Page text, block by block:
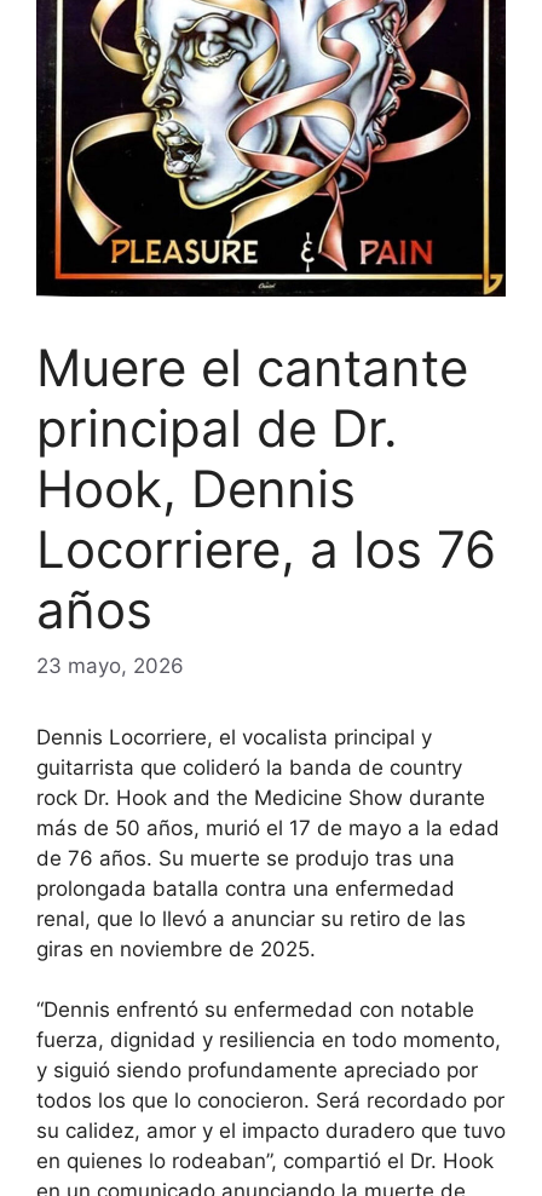
Muere el cantante
principal de Dr.
Hook, Dennis
Locorriere, a los 76
años
23 mayo, 2026
Dennis Locorriere, el vocalista principal y
guitarrista que colideró la banda de country
rock Dr. Hook and the Medicine Show durante
más de 50 años, murió el 17 de mayo a la edad
de 76 años. Su muerte se produjo tras una
prolongada batalla contra una enfermedad
renal, que lo llevó a anunciar su retiro de las
giras en noviembre de 2025.
“Dennis enfrentó su enfermedad con notable
fuerza, dignidad y resiliencia en todo momento,
y siguió siendo profundamente apreciado por
todos los que lo conocieron. Será recordado por
su calidez, amor y el impacto duradero que tuvo
en quienes lo rodeaban”, compartió el Dr. Hook